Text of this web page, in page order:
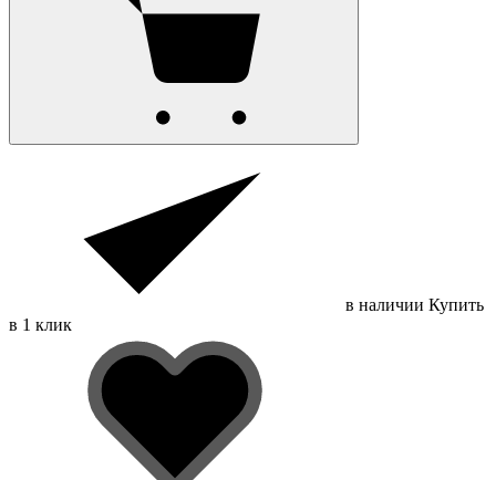
в наличии Купить
в 1 клик